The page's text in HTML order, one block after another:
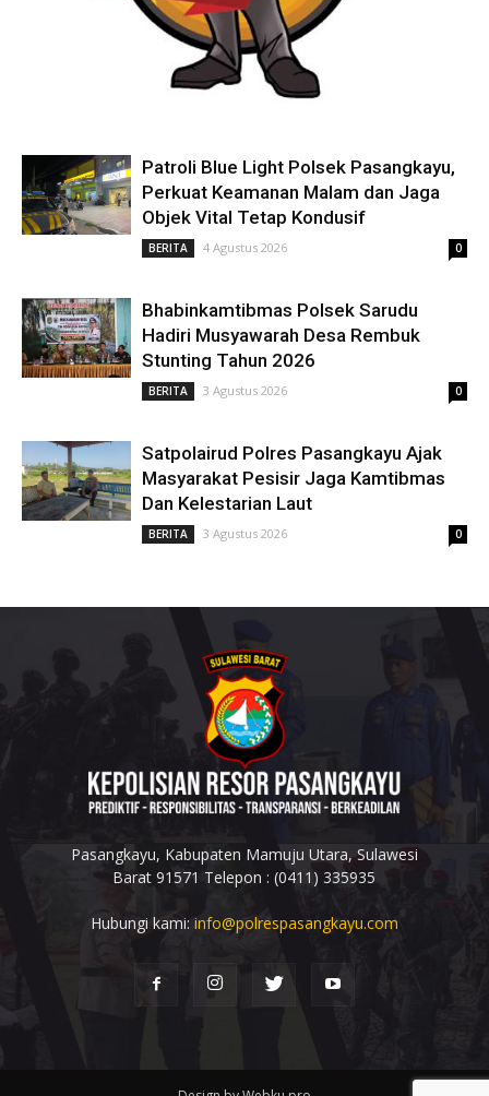
Patroli Blue Light Polsek Pasangkayu,
Perkuat Keamanan Malam dan Jaga
Objek Vital Tetap Kondusif
BERITA 4 Agustus 2026 0
Bhabinkamtibmas Polsek Sarudu
Hadiri Musyawarah Desa Rembuk
Stunting Tahun 2026
BERITA 3 Agustus 2026 0
Satpolairud Polres Pasangkayu Ajak
Masyarakat Pesisir Jaga Kamtibmas
Dan Kelestarian Laut
BERITA 3 Agustus 2026 0
Pasangkayu, Kabupaten Mamuju Utara, Sulawesi
Barat 91571 Telepon : (0411) 335935
Hubungi kami: info@polrespasangkayu.com